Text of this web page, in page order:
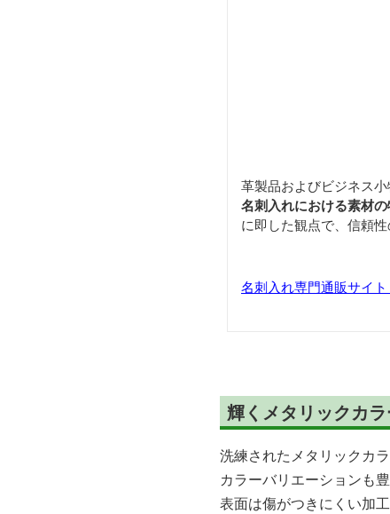
革製品およびビジネス
名刺入れにおける素材
に即した観点で、信頼
名刺入れ専門通販サイ
輝くメタリックカ
洗練されたメタリックカ
カラーバリエーションも
表面は傷がつきにくい加